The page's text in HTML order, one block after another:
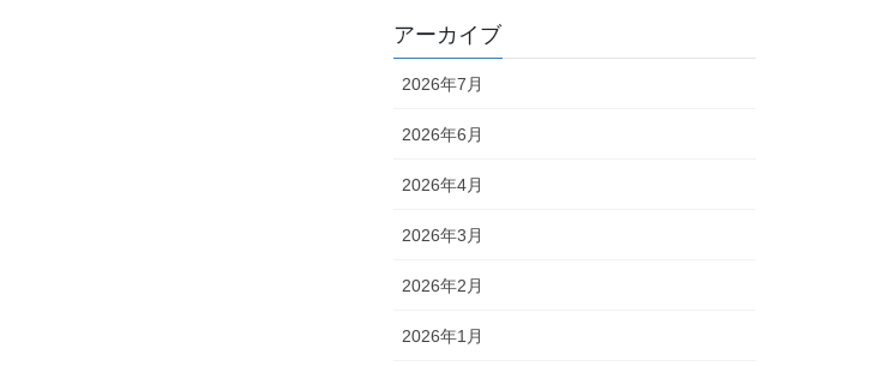
アーカイブ
2026年7月
2026年6月
2026年4月
2026年3月
2026年2月
2026年1月